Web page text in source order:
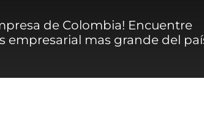
de Colombia! Encuentre
empresarial mas grande del